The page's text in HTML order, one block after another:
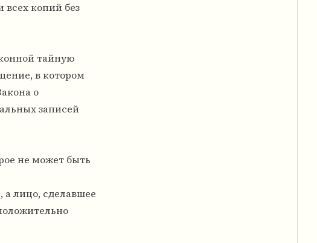
копий без
тайную
в котором
о
записей
не может быть
а лицо, сделавшее